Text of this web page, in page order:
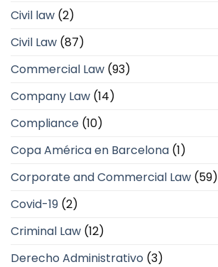
Civil law (2)
Civil Law (87)
Commercial Law (93)
Company Law (14)
Compliance (10)
Copa América en Barcelona (1)
Corporate and Commercial Law (59)
Covid-19 (2)
Criminal Law (12)
Derecho Administrativo (3)